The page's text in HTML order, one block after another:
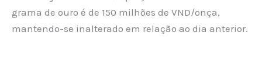
grama de ouro é de 150 milhões de VND/onça,
mantendo-se inalterado em relação ao dia anterior.